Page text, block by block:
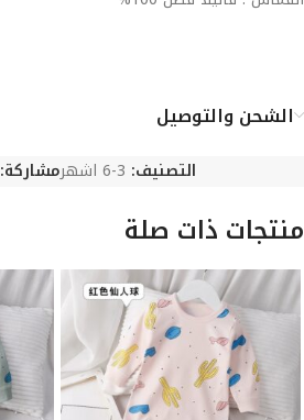
الشحن والتوصيل
التصنيف: 3-6 اشهر مشاركة:
منتجات ذات صلة